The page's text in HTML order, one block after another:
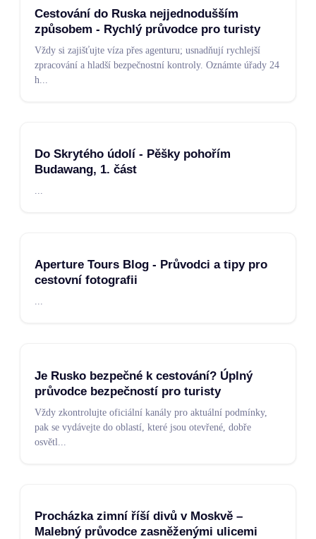
Cestování do Ruska nejjednodušším
způsobem - Rychlý průvodce pro turisty
Vždy si zajišťujte víza přes agenturu; usnadňují rychlejší
zpracování a hladší bezpečnostní kontroly. Oznámte úřady 24
h...
Do Skrytého údolí - Pěšky pohořím
Budawang, 1. část
...
Aperture Tours Blog - Průvodci a tipy pro
cestovní fotografii
...
Je Rusko bezpečné k cestování? Úplný
průvodce bezpečností pro turisty
Vždy zkontrolujte oficiální kanály pro aktuální podmínky,
pak se vydávejte do oblastí, které jsou otevřené, dobře
osvětl
Procházka zimní říší divů v Moskvě –
Malebný průvodce zasněženými ulicemi